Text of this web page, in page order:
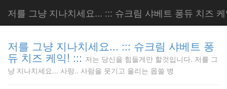
저를 그냥 지나치세요... ::: 슈크림 샤베트 퐁듀 치즈
저를 그냥 지나치세요... ::: 슈크림 샤베트 퐁
듀 치즈 케익! ::: 저는 당신을 힘들게만 할것입니다. 저를 그
냥 지나치세요... 사랑.. 사람을 웃기고 울리는 몹쓸 병
저는 당신
을 힘들게